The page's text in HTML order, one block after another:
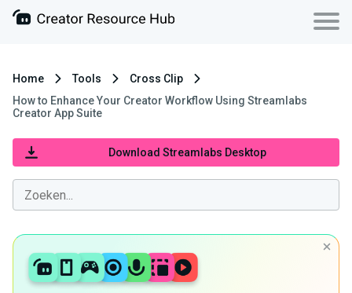
Home Tools
Cross Clip
How to Enhance Your Creator Workflow Using Streamlabs
Creator App Suite
Download Streamlabs Desktop